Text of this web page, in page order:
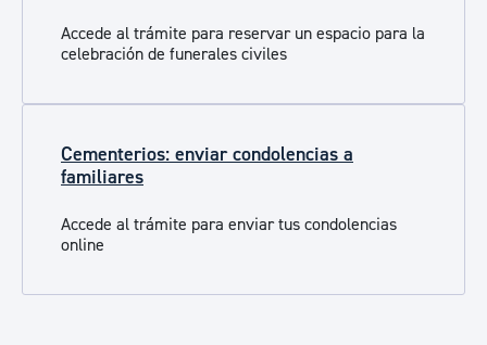
Accede al trámite para reservar un espacio para la
celebración de funerales civiles
Cementerios: enviar condolencias a
familiares
Accede al trámite para enviar tus condolencias
online